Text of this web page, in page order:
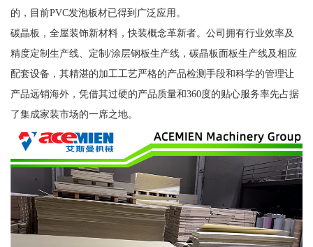
的，目前PVC发泡板材已得到广泛应用。
碳晶板，全屋装饰新材料，快装概念革新者。公司拥有行业效率及
精度定制生产线、定制/涂层钢板生产线，碳晶板面板生产线及相应
配套设备，其精湛的加工工艺严格的产品检测手段和科学的管理让
产品远销海外，凭借其过硬的产品质量和360度的贴心服务率先占据
了集成家装市场的一席之地。